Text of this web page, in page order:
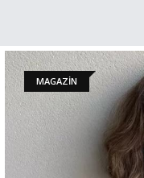
MAGAZİN